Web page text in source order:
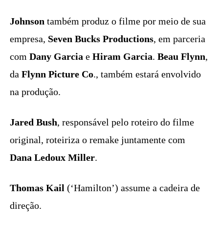
Johnson também produz o filme por meio de sua
empresa, Seven Bucks Productions, em parceria
com Dany Garcia e Hiram Garcia. Beau Flynn,
da Flynn Picture Co., também estará envolvido
na produção.
Jared Bush, responsável pelo roteiro do filme
original, roteiriza o remake juntamente com
Dana Ledoux Miller.
Thomas Kail (‘Hamilton’) assume a cadeira de
direção.